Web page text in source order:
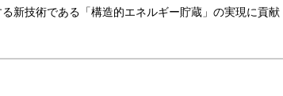
新技術である「構造的エネルギー貯蔵」の実現に貢献